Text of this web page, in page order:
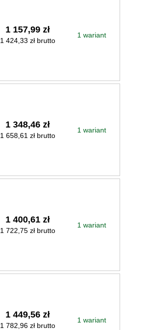
1 157,99 zł
1 424,33 zł brutto
1 wariant
1 348,46 zł
1 658,61 zł brutto
1 wariant
1 400,61 zł
1 722,75 zł brutto
1 wariant
1 449,56 zł
1 782,96 zł brutto
1 wariant